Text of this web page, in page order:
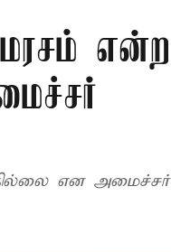
என்ற
என அமைச்சர்